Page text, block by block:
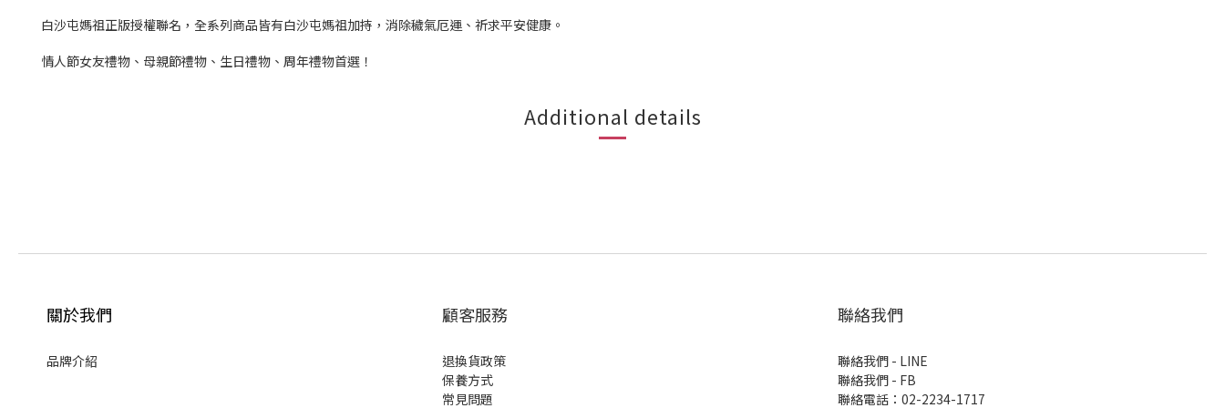
白沙屯媽祖正版授權聯名，全系列商品皆有白沙屯媽祖加持，消除穢氣厄運、祈求平安健康。
情人節女友禮物、母親節禮物、生日禮物、周年禮物首選！
Additional details
關於我們
品牌介紹
顧客服務
退換貨政策
保養方式
常見問題
聯絡我們
聯絡我們 - LINE
聯絡我們 - FB
聯絡電話：02-2234-1717